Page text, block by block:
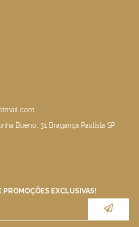
Bueno, 31 Bragança Paulista SP
PROMOÇÕES EXCLUSIVAS!